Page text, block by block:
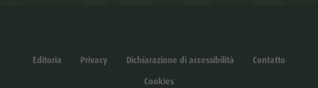
Editoria Privacy Dichiarazione di accessibilità
Contatto
Cookies